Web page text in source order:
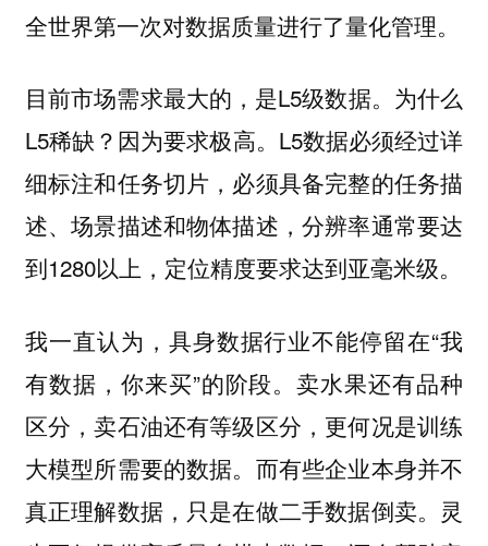
全世界第一次对数据质量进行了量化管理。
目前市场需求最大的，是L5级数据。为什么
L5稀缺？因为要求极高。L5数据必须经过详
细标注和任务切片，必须具备完整的任务描
述、场景描述和物体描述，分辨率通常要达
到1280以上，定位精度要求达到亚毫米级。
我一直认为，具身数据行业不能停留在“我
有数据，你来买”的阶段。卖水果还有品种
区分，卖石油还有等级区分，更何况是训练
大模型所需要的数据。而有些企业本身并不
真正理解数据，只是在做二手数据倒卖。灵